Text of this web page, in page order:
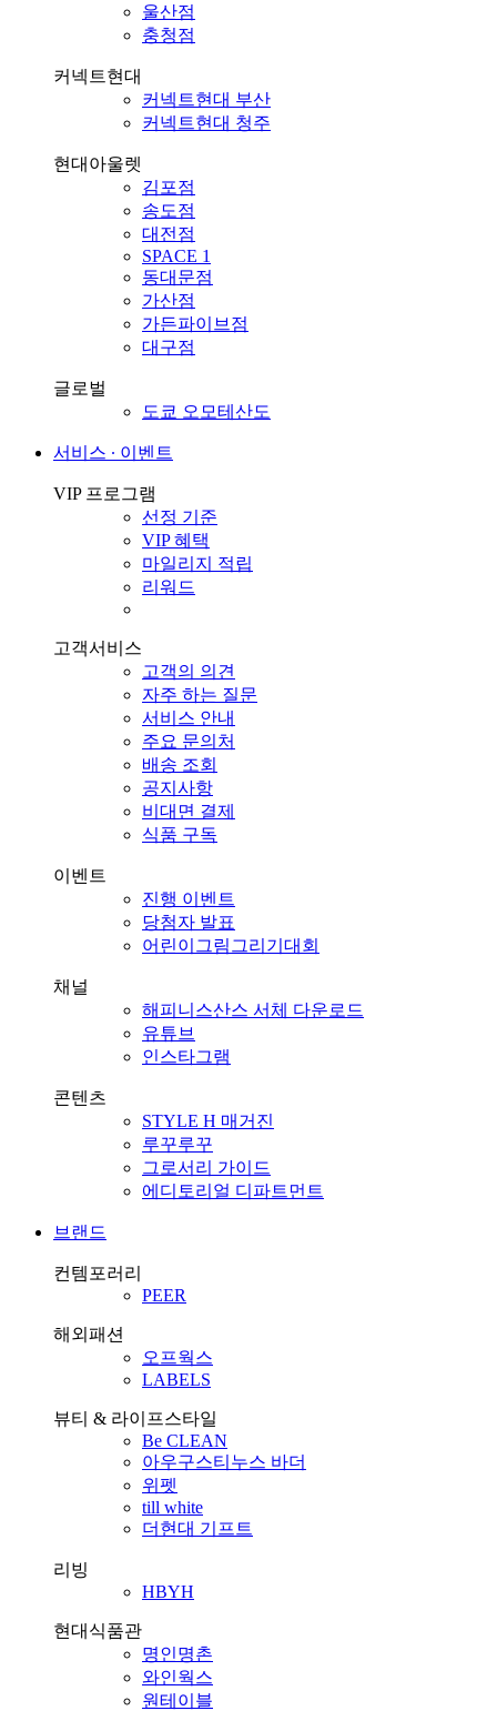
울산점
충청점
커넥트현대
커넥트현대 부산
커넥트현대 청주
현대아울렛
김포점
송도점
대전점
SPACE 1
동대문점
가산점
가든파이브점
대구점
글로벌
도쿄 오모테산도
서비스 ∙ 이벤트
VIP 프로그램
선정 기준
VIP 혜택
마일리지 적립
리워드
고객서비스
고객의 의견
자주 하는 질문
서비스 안내
주요 문의처
배송 조회
공지사항
비대면 결제
식품 구독
이벤트
진행 이벤트
당첨자 발표
어린이그림그리기대회
채널
해피니스산스 서체 다운로드
유튜브
인스타그램
콘텐츠
STYLE H 매거진
루꾸루꾸
그로서리 가이드
에디토리얼 디파트먼트
브랜드
컨템포러리
PEER
해외패션
오프웍스
LABELS
뷰티 & 라이프스타일
Be CLEAN
아우구스티누스 바더
위펫
till white
더현대 기프트
리빙
HBYH
현대식품관
명인명촌
와인웍스
원테이블